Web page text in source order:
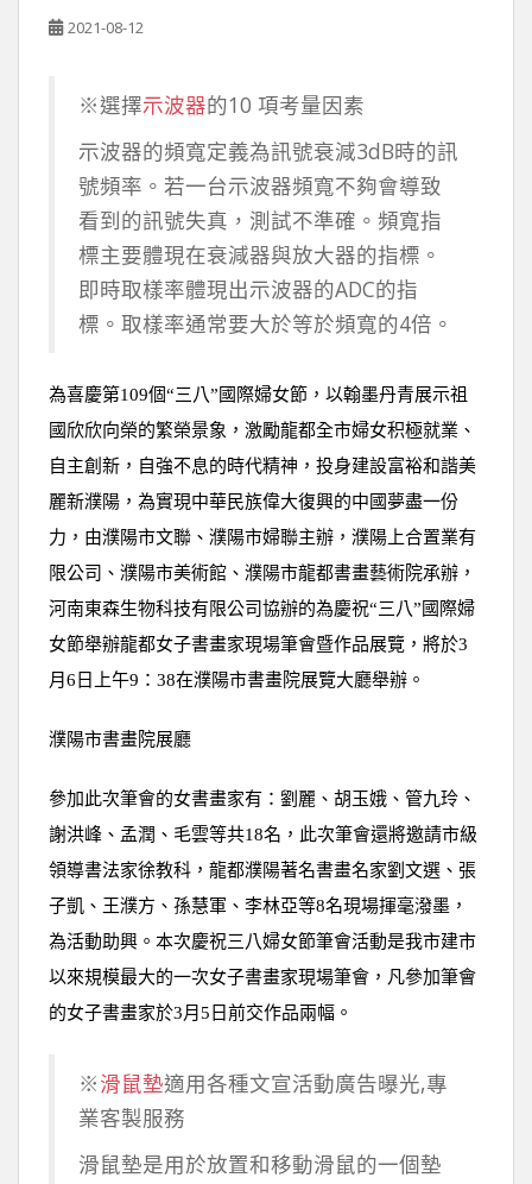
2021-08-12
※選擇示波器的10 項考量因素
示波器的頻寬定義為訊號衰減3dB時的訊
號頻率。若一台示波器頻寬不夠會導致
看到的訊號失真，測試不準確。頻寬指
標主要體現在衰減器與放大器的指標。
即時取樣率體現出示波器的ADC的指
標。取樣率通常要大於等於頻寬的4倍。
為喜慶第109個“三八”國際婦女節，以翰墨丹青展示祖
國欣欣向榮的繁榮景象，激勵龍都全市婦女积極就業、
自主創新，自強不息的時代精神，投身建設富裕和諧美
麗新濮陽，為實現中華民族偉大復興的中國夢盡一份
力，由濮陽市文聯、濮陽市婦聯主辦，濮陽上合置業有
限公司、濮陽市美術館、濮陽市龍都書畫藝術院承辦，
河南東森生物科技有限公司協辦的為慶祝“三八”國際婦
女節舉辦龍都女子書畫家現場筆會暨作品展覽，將於3
月6日上午9：38在濮陽市書畫院展覽大廳舉辦。
濮陽市書畫院展廳
參加此次筆會的女書畫家有：劉麗、胡玉娥、管九玲、
謝洪峰、孟潤、毛雲等共18名，此次筆會還將邀請市級
領導書法家徐教科，龍都濮陽著名書畫名家劉文選、張
子凱、王濮方、孫慧軍、李林亞等8名現場揮毫潑墨，
為活動助興。本次慶祝三八婦女節筆會活動是我市建市
以來規模最大的一次女子書畫家現場筆會，凡參加筆會
的女子書畫家於3月5日前交作品兩幅。
※滑鼠墊適用各種文宣活動廣告曝光,專
業客製服務
滑鼠墊是用於放置和移動滑鼠的一個墊